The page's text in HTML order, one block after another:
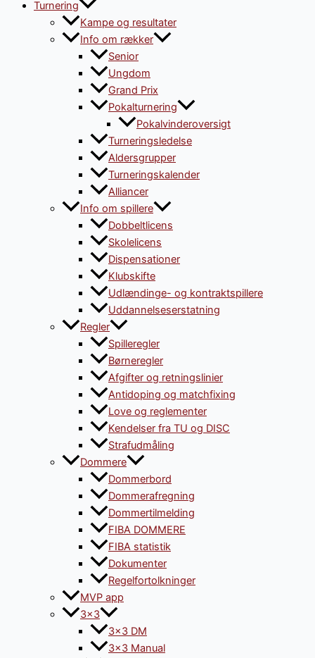
Turnering
Kampe og resultater
Info om rækker
Senior
Ungdom
Grand Prix
Pokalturnering
Pokalvinderoversigt
Turneringsledelse
Aldersgrupper
Turneringskalender
Alliancer
Info om spillere
Dobbeltlicens
Skolelicens
Dispensationer
Klubskifte
Udlændinge- og kontraktspillere
Uddannelseserstatning
Regler
Spilleregler
Børneregler
Afgifter og retningslinier
Antidoping og matchfixing
Love og reglementer
Kendelser fra TU og DISC
Strafudmåling
Dommere
Dommerbord
Dommerafregning
Dommertilmelding
FIBA DOMMERE
FIBA statistik
Dokumenter
Regelfortolkninger
MVP app
3×3
3×3 DM
3×3 Manual